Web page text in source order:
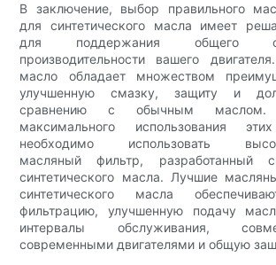
В заключение, выбор правильного
для синтетического масла имеет
для поддержания общего
производительности вашего
масло обладает множеством
улучшенную смазку, защиту и
сравнению с обычным
максимального использования
необходимо использовать
масляный фильтр, разработанный
синтетического масла. Лучшие
синтетического масла
фильтрацию, улучшенную подачу
интервалы обслуживания,
современными двигателями и общую